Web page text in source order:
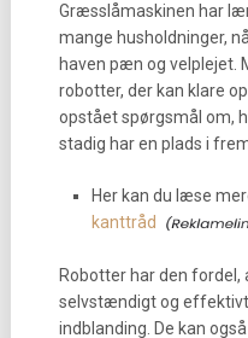
Græsslåmaskinen har
mange husholdninger,
haven pæn og velplejet.
robotter, der kan klare
opstået spørgsmål om,
stadig har en plads i
Her kan du læse
kanttråd
Robotter har den fordel,
selvstændigt og
indblanding. De kan